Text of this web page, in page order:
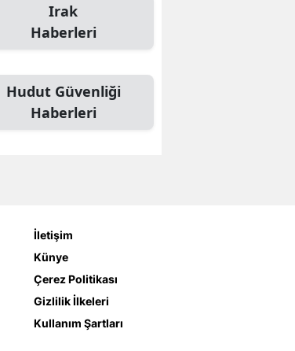
Irak
Haberleri
Hudut Güvenliği
Haberleri
İletişim
Künye
Çerez Politikası
Gizlilik İlkeleri
Kullanım Şartları